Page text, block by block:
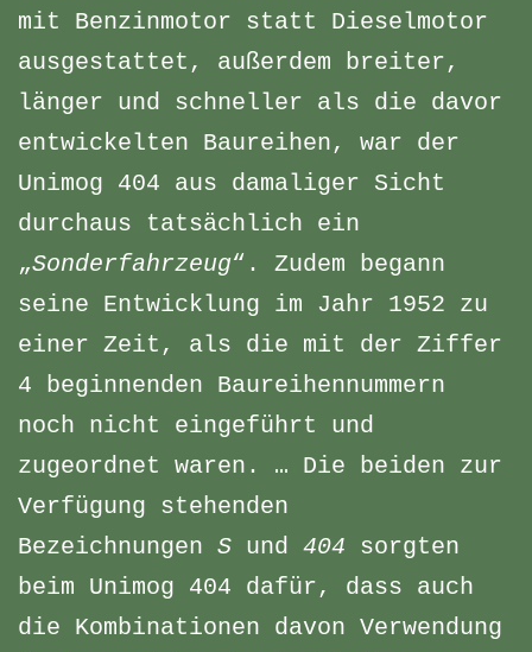
mit Benzinmotor statt Dieselmotor
ausgestattet, außerdem breiter,
länger und schneller als die davor
entwickelten Baureihen, war der
Unimog 404 aus damaliger Sicht
durchaus tatsächlich ein
„Sonderfahrzeug“. Zudem begann
seine Entwicklung im Jahr 1952 zu
einer Zeit, als die mit der Ziffer
4 beginnenden Baureihennummern
noch nicht eingeführt und
zugeordnet waren. … Die beiden zur
Verfügung stehenden
Bezeichnungen S und 404 sorgten
beim Unimog 404 dafür, dass auch
die Kombinationen davon Verwendung